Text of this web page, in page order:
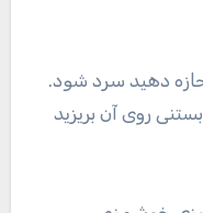
دهید سرد شود.
روی آن بریزید